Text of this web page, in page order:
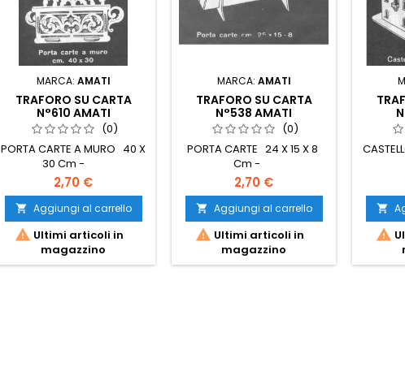
MARCA: AMATI
TRAFORO SU CARTA
N°610 AMATI
(0)
PORTA CARTE A MURO 40 X
30 Cm -
2,70 €
 Aggiungi al carrello
 Ultimi articoli in
magazzino
MARCA: AMATI
TRAFORO SU CARTA
N°538 AMATI
(0)
PORTA CARTE 24 X 15 X 8
Cm -
2,70 €
 Aggiungi al carrello
 Ultimi articoli in
magazzino

